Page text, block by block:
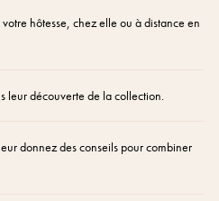
hôtesse, chez elle ou à distance en
leur découverte de la collection.
donnez des conseils pour combiner